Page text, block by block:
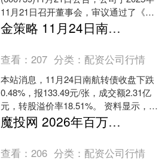
11月21日召开董事会，审议通过了《关
于公司控股子公司新疆宝明矿业有限公
司长期....
金策略 11月24日南航转债下跌048%，转股溢价率1851%
查看：207 分类： 配资公司行情
本站消息，11月24日南航转债收盘下跌
0.48%，报133.49元/张，成交额2.31亿
元，转股溢价率18.51%。 资料显示，南
航转债信用级别为“AAA”，债....
魔投网 2026年百万存款或不再稳妥，四大潜在风险正悄悄逼近普通储户
查看：206 分类： 配资公司行情